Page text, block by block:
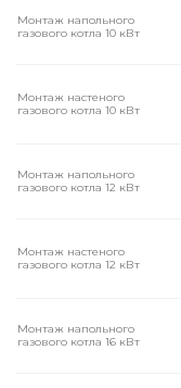
Монтаж напольного
газового котла 10 кВт
Монтаж настеного
газового котла 10 кВт
Монтаж напольного
газового котла 12 кВт
Монтаж настеного
газового котла 12 кВт
Монтаж напольного
газового котла 16 кВт